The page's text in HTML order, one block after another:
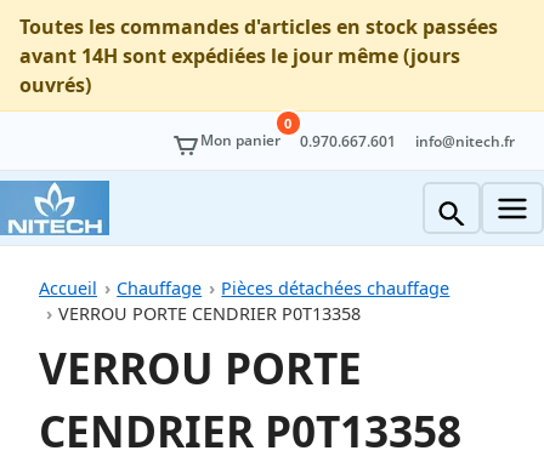
Toutes les commandes d'articles en stock passées
avant 14H sont expédiées le jour même (jours
ouvrés)
Mon panier
0
0.970.667.601 info@nitech.fr
Accueil Chauffage
Pièces détachées chauffage
VERROU PORTE CENDRIER P0T13358
VERROU PORTE
CENDRIER P0T13358